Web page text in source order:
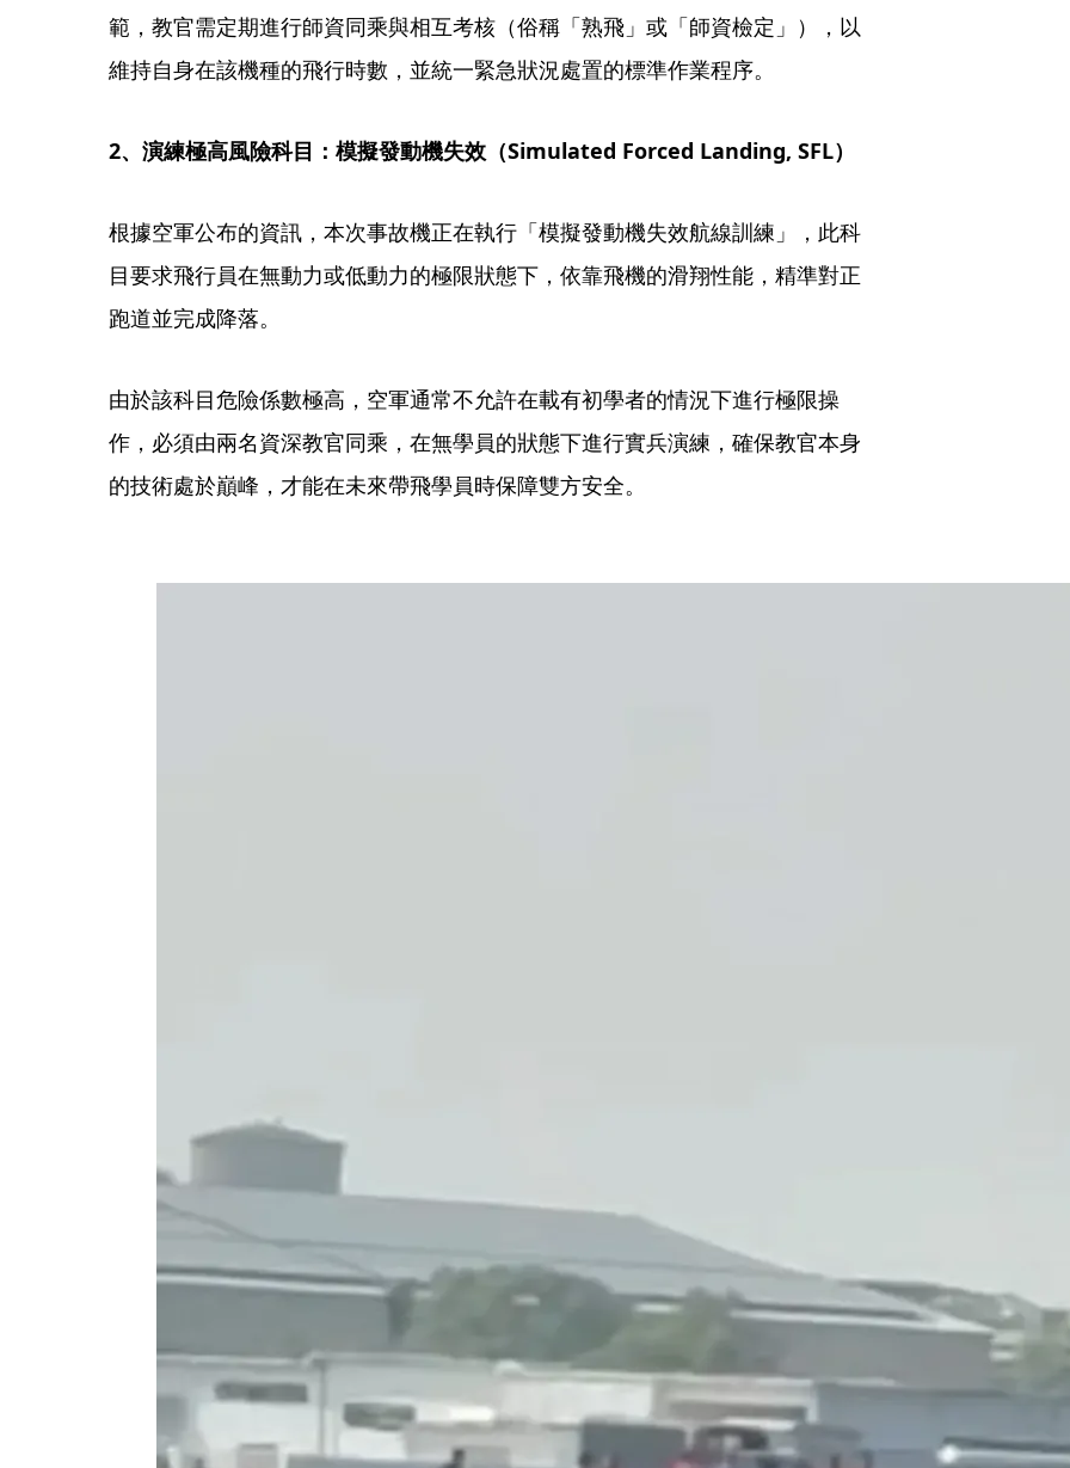
範，教官需定期進行師資同乘與相互考核（俗稱「熟飛」或「師資檢定」），以
維持自身在該機種的飛行時數，並統一緊急狀況處置的標準作業程序。
​2、演練極高風險科目：模擬發動機失效（Simulated Forced Landing, SFL）
​根據空軍公布的資訊，本次事故機正在執行「模擬發動機失效航線訓練」，此科
目要求飛行員在無動力或低動力的極限狀態下，依靠飛機的滑翔性能，精準對正
跑道並完成降落。
​由於該科目危險係數極高，空軍通常不允許在載有初學者的情況下進行極限操
作，必須由兩名資深教官同乘，在無學員的狀態下進行實兵演練，確保教官本身
的技術處於巔峰，才能在未來帶飛學員時保障雙方安全。